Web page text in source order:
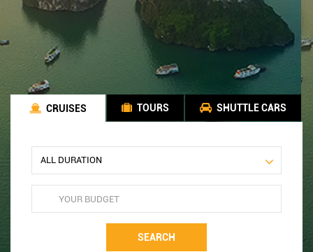
CRUISES TOURS SHUTTLE CARS
SEARCH